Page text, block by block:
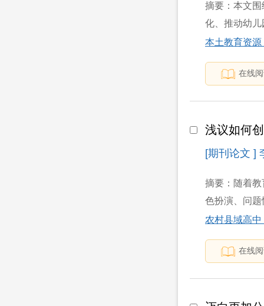
摘要：本文
化、推动幼
本土教育资
在线
浅议如何
[期刊论文 ]
摘要：随着
色扮演、问
农村县域高
在线